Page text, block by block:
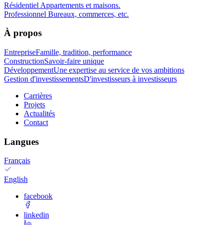
Résidentiel Appartements et maisons.
Professionnel Bureaux, commerces, etc.
À propos
EntrepriseFamille, tradition, performance
ConstructionSavoir-faire unique
DéveloppementUne expertise au service de vos ambitions
Gestion d'investissementsD'investisseurs à investisseurs
Carrières
Projets
Actualités
Contact
Langues
Français
English
facebook
linkedin